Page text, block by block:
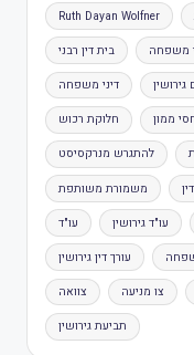
Ruth Dayan Wolfner
בית דין רבני משפחה
דיני משפחה
חלוקת רכוש ממון
להתגרש מנרקסיסט
משמורת משותפת
עו"ד עו"ד גירושין
עורך דין גירושין
צוואה צו מניעה
תביעת גירושין